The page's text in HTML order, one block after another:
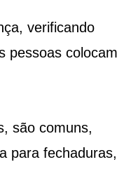
verificando
pessoas colocam
são comuns,
para fechaduras,